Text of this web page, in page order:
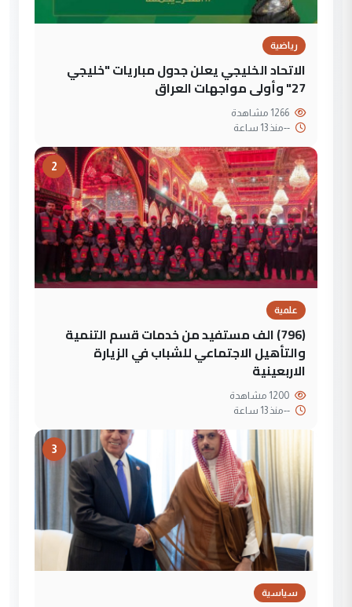
رياضية
الاتحاد الخليجي يعلن جدول مباريات "خليجي
27" وأولى مواجهات العراق
--منذ 13 ساعة
2
علمية
(796) الف مستفيد من خدمات قسم التنمية
والتأهيل الاجتماعي للشباب في الزيارة
الاربعينية
--منذ 13 ساعة
3
سياسية